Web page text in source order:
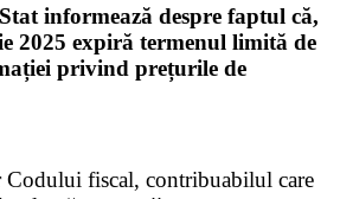
informează despre faptul că,
2025 expiră termenul limită de
privind prețurile de
fiscal, contribuabilul care